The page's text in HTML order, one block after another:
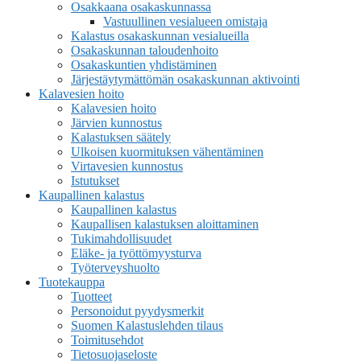
Osakkaana osakaskunnassa
Vastuullinen vesialueen omistaja
Kalastus osakaskunnan vesialueilla
Osakaskunnan taloudenhoito
Osakaskuntien yhdistäminen
Järjestäytymättömän osakaskunnan aktivointi
Kalavesien hoito
Kalavesien hoito
Järvien kunnostus
Kalastuksen säätely
Ulkoisen kuormituksen vähentäminen
Virtavesien kunnostus
Istutukset
Kaupallinen kalastus
Kaupallinen kalastus
Kaupallisen kalastuksen aloittaminen
Tukimahdollisuudet
Eläke- ja työttömyysturva
Työterveyshuolto
Tuotekauppa
Tuotteet
Personoidut pyydysmerkit
Suomen Kalastuslehden tilaus
Toimitusehdot
Tietosuojaseloste